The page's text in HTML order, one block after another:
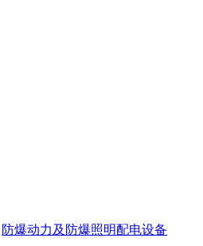
防爆动力及防爆照明配电设备